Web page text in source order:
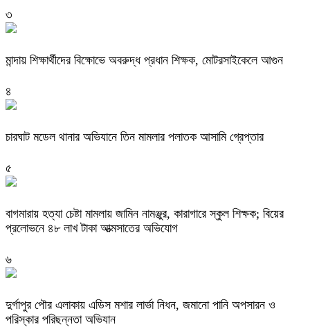
৩
মান্দায় শিক্ষার্থীদের বিক্ষোভে অবরুদ্ধ প্রধান শিক্ষক, মোটরসাইকেলে আগুন
৪
চারঘাট মডেল থানার অভিযানে তিন মামলার পলাতক আসামি গ্রেপ্তার
৫
বাগমারায় হত্যা চেষ্টা মামলায় জামিন নামঞ্জুর, কারাগারে স্কুল শিক্ষক; বিয়ের
প্রলোভনে ৪৮ লাখ টাকা আত্মসাতের অভিযোগ
৬
দুর্গাপুর পৌর এলাকায় এডিস মশার লার্ভা নিধন, জমানো পানি অপসারন ও
পরিস্কার পরিছন্নতা অভিযান